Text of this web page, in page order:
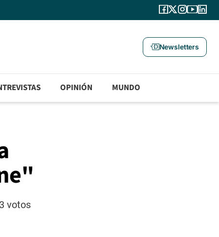
Newsletters
OPINIÓN MUNDO
votos